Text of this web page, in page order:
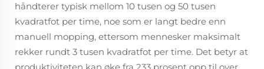
håndterer typisk mellom 10 tusen og 50 tusen
kvadratfot per time, noe som er langt bedre enn
manuell mopping, ettersom mennesker maksimalt
rekker rundt 3 tusen kvadratfot per time. Det betyr at